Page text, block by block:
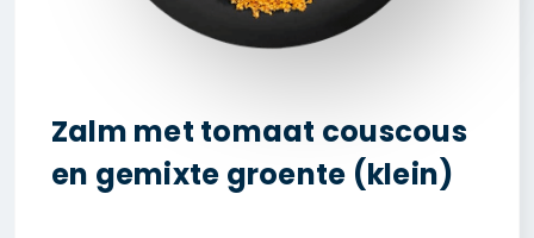
Zalm met tomaat couscous
en gemixte groente (klein)